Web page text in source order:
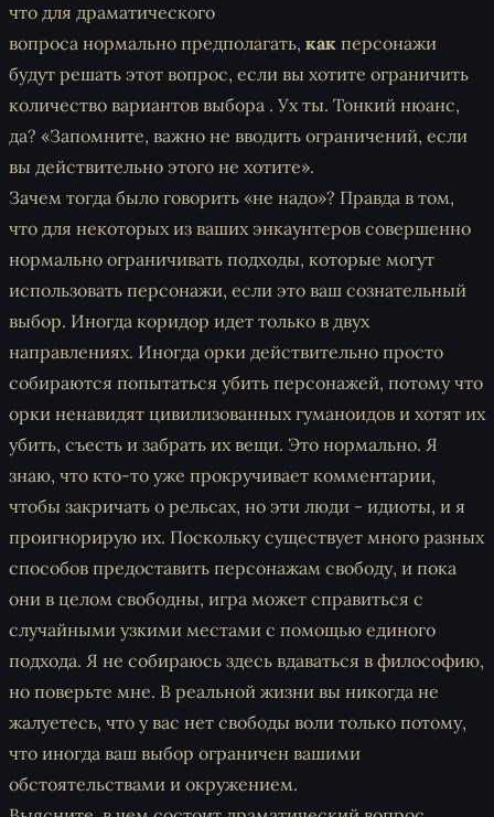
что для драматического
вопроса нормально предполагать, как персонажи
будут решать этот вопрос, если вы хотите ограничить
количество вариантов выбора . Ух ты. Тонкий нюанс,
да? «Запомните, важно не вводить ограничений, если
вы действительно этого не хотите».
Зачем тогда было говорить «не надо»? Правда в том,
что для некоторых из ваших энкаунтеров совершенно
нормально ограничивать подходы, которые могут
использовать персонажи, если это ваш сознательный
выбор. Иногда коридор идет только в двух
направлениях. Иногда орки действительно просто
собираются попытаться убить персонажей, потому что
орки ненавидят цивилизованных гуманоидов и хотят их
убить, съесть и забрать их вещи. Это нормально. Я
знаю, что кто-то уже прокручивает комментарии,
чтобы закричать о рельсах, но эти люди - идиоты, и я
проигнорирую их. Поскольку существует много разных
способов предоставить персонажам свободу, и пока
они в целом свободны, игра может справиться с
случайными узкими местами с помощью единого
подхода. Я не собираюсь здесь вдаваться в философию,
но поверьте мне. В реальной жизни вы никогда не
жалуетесь, что у вас нет свободы воли только потому,
что иногда ваш выбор ограничен вашими
обстоятельствами и окружением.